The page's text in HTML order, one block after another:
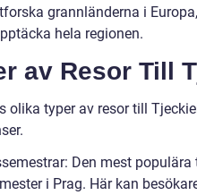
grannländerna i
hela regionen.
av Resor Till
olika typer av resor till
Den mest
i Prag. Här kan